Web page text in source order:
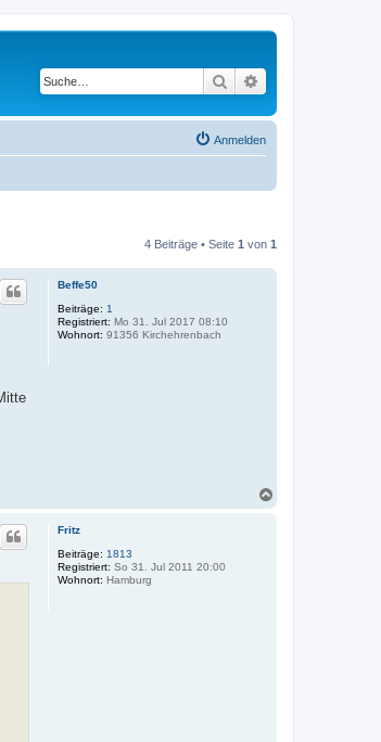
Suche
Anmelden
4 Beiträge • Seite 1 von 1
Beffe50
Beiträge: 1
Registriert: Mo 31. Jul 2017 08:10
Wohnort: 91356 Kirchehrenbach
Fritz
Beiträge: 1813
Registriert: So 31. Jul 2011 20:00
Wohnort: Hamburg